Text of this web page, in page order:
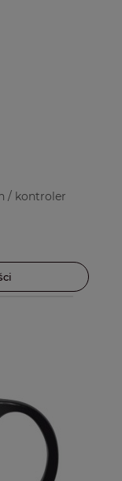
/ kontroler